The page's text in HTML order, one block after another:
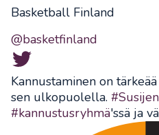
Basketball Finland
@basketfinland
Kannustaminen on
sen ulkopuolella.
#kannustusryhmä'ssä ja